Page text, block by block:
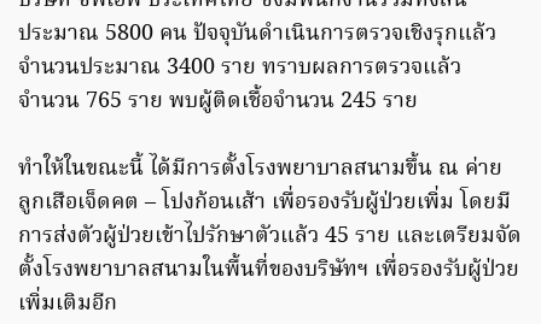
ประมาณ 5800 คน ปัจจุบันดำเนินการตรวจเชิงรุกแล้ว
จำนวนประมาณ 3400 ราย ทราบผลการตรวจแล้ว
จำนวน 765 ราย พบผู้ติดเชื้อจำนวน 245 ราย
ทำให้ในขณะนี้ ได้มีการตั้งโรงพยาบาลสนามขึ้น ณ ค่าย
ลูกเสือเจ็ดคต – โปงก้อนเส้า เพื่อรองรับผู้ป่วยเพิ่ม โดยมี
การส่งตัวผู้ป่วยเข้าไปรักษาตัวแล้ว 45 ราย และเตรียมจัด
ตั้งโรงพยาบาลสนามในพื้นที่ของบริษัทฯ เพื่อรองรับผู้ป่วย
เพิ่มเติมอีก